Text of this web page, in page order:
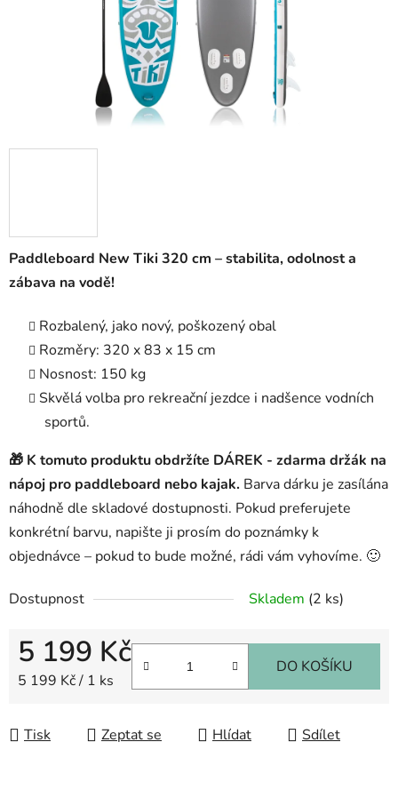
Paddleboard New Tiki 320 cm – stabilita, odolnost a
zábava na vodě!
Rozbalený, jako nový, poškozený obal
Rozměry: 320 x 83 x 15 cm
Nosnost: 150 kg
Skvělá volba pro rekreační jezdce i nadšence vodních
sportů.
🎁 K tomuto produktu obdržíte DÁREK - zdarma držák na
nápoj pro paddleboard nebo kajak. Barva dárku je zasílána
náhodně dle skladové dostupnosti. Pokud preferujete
konkrétní barvu, napište ji prosím do poznámky k
objednávce – pokud to bude možné, rádi vám vyhovíme. 🙂
Dostupnost Skladem (2 ks)
5 199 Kč
Měrná cena:
5 199 Kč / 1 ks
DO KOŠÍKU
Tisk Zeptat se Hlídat Sdílet